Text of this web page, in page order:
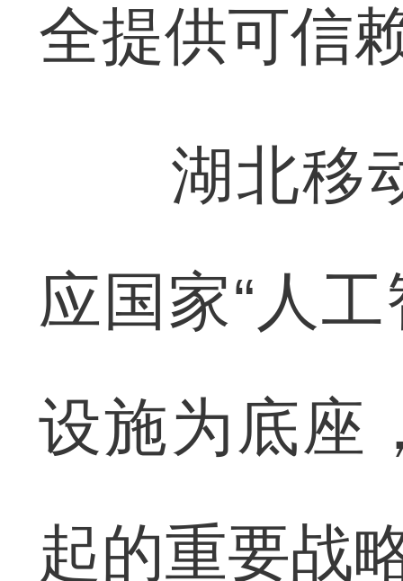
全提供可信
湖北移动
应国家“人
设施为底座
起的重要战